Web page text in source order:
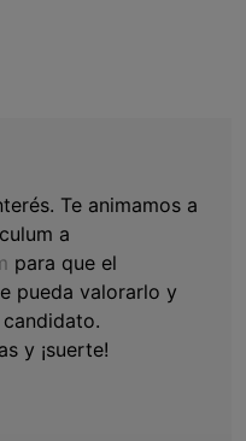
Te animamos a
a
para que el
pueda valorarlo y
y ¡suerte!